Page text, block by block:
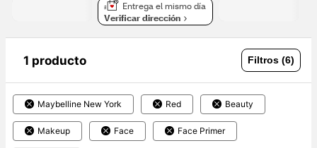
Entrega el mismo día
Verificar dirección
1 producto Filtros (6)
Maybelline New York Red Beauty
Makeup Face Face Primer